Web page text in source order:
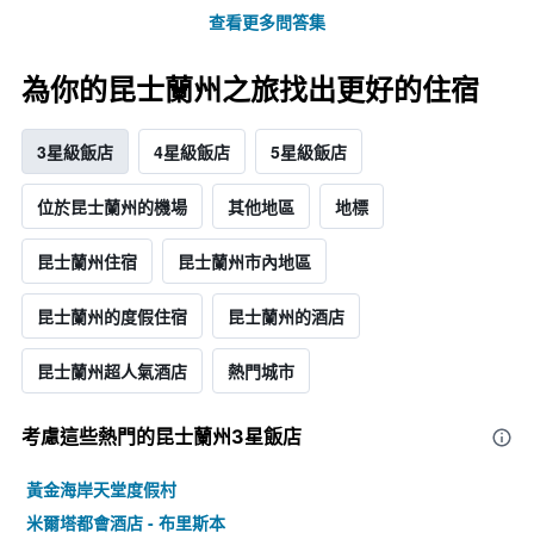
查看更多問答集
為你的昆士蘭州之旅找出更好的住宿
3星級飯店 4星級飯店 5星級飯店
位於昆士蘭州的機場 其他地區 地標
昆士蘭州住宿 昆士蘭州市內地區
昆士蘭州的度假住宿 昆士蘭州的酒店
昆士蘭州超人氣酒店 熱門城市
考慮這些熱門的昆士蘭州3星​飯店
黃金海岸天堂度假村
米爾塔都會酒店 - 布里斯本